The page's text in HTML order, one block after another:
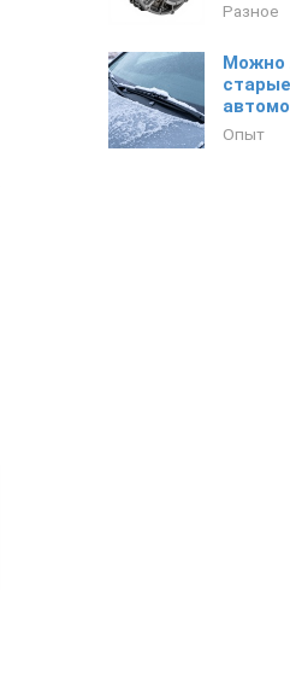
Разное
Можно
Опыт